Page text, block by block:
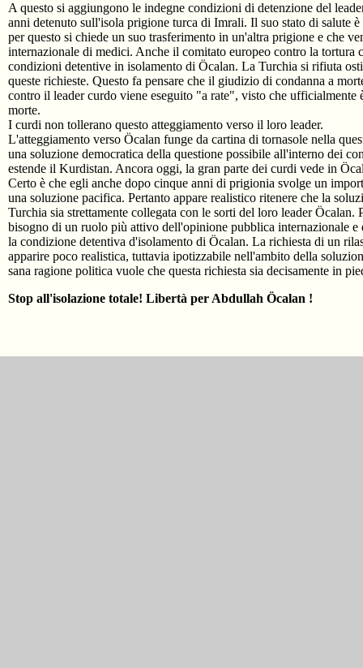
A questo si aggiungono le indegne condizioni di detenzione del
anni detenuto sull'isola prigione turca di Imrali. Il suo stato di salute è
per questo si chiede un suo trasferimento in un'altra prigione e che
internazionale di medici. Anche il comitato europeo contro la tortura
condizioni detentive in isolamento di Öcalan. La Turchia si rifiuta
queste richieste. Questo fa pensare che il giudizio di condanna a
contro il leader curdo viene eseguito "a rate", visto che ufficialmente
morte.
I curdi non tollerano questo atteggiamento verso il loro leader.
L'atteggiamento verso Öcalan funge da cartina di tornasole nella
una soluzione democratica della questione possibile all'interno dei
estende il Kurdistan. Ancora oggi, la gran parte dei curdi vede in
Certo è che egli anche dopo cinque anni di prigionia svolge un
una soluzione pacifica. Pertanto appare realistico ritenere che la
Turchia sia strettamente collegata con le sorti del loro leader Öcalan.
bisogno di un ruolo più attivo dell'opinione pubblica internazionale e
la condizione detentiva d'isolamento di Öcalan. La richiesta di un
apparire poco realistica, tuttavia ipotizzabile nell'ambito della
sana ragione politica vuole che questa richiesta sia decisamente in
Stop all'isolazione totale! Libertà per Abdullah Öcalan !